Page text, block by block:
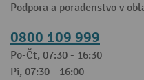
Podpora a poradenstvo v
0800 109 999
Po-Čt, 07:30 - 16:30
Pi, 07:30 - 16:00